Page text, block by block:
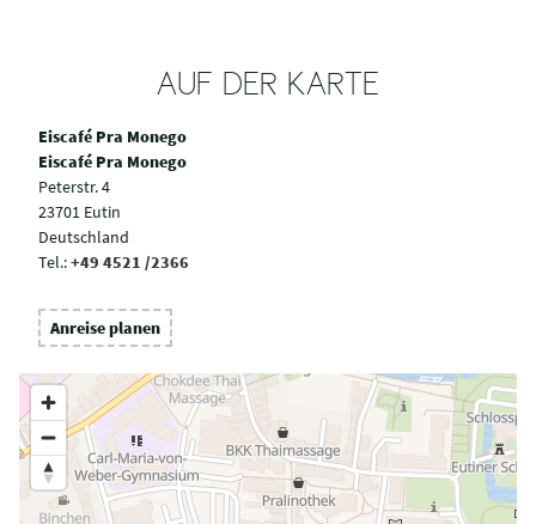
AUF DER KARTE
Eiscafé Pra Monego
Eiscafé Pra Monego
Peterstr. 4
23701 Eutin
Deutschland
Tel.:+49 4521 /2366
Anreise planen